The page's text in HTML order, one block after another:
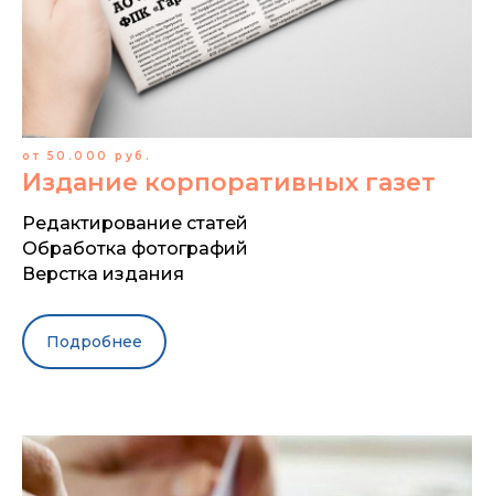
от 50.000 руб.
Издание корпоративных газет
Редактирование статей
Обработка фотографий
Верстка издания
Подробнее